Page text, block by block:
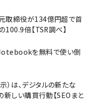
元取締役が134億円超で首
100.9倍【TSR調べ】
を無料で使い倒
）は、デジタルの新たな
新しい購買行動【SEOまと